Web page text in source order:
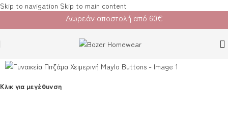
Skip to navigation Skip to main content
Δωρεάν αποστολή από 60€
Κλικ για μεγέθυνση